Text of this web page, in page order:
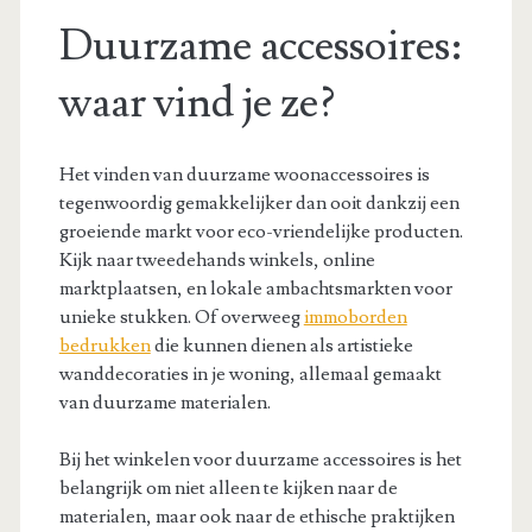
Duurzame accessoires:
waar vind je ze?
Het vinden van duurzame woonaccessoires is
tegenwoordig gemakkelijker dan ooit dankzij een
groeiende markt voor eco-vriendelijke producten.
Kijk naar tweedehands winkels, online
marktplaatsen, en lokale ambachtsmarkten voor
unieke stukken. Of overweegimmoborden
bedrukkendie kunnen dienen als artistieke
wanddecoraties in je woning, allemaal gemaakt
van duurzame materialen.
Bij het winkelen voor duurzame accessoires is het
belangrijk om niet alleen te kijken naar de
materialen, maar ook naar de ethische praktijken